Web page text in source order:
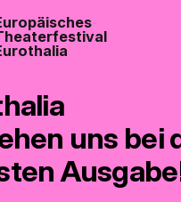
uns bei